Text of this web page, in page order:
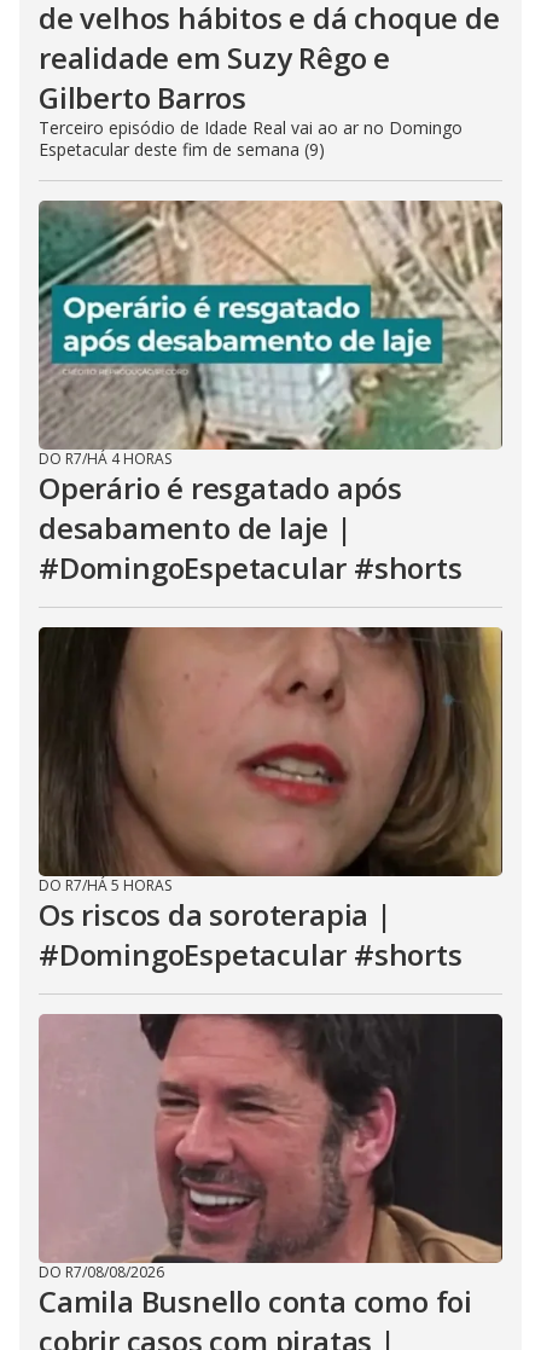
de velhos hábitos e dá choque de
realidade em Suzy Rêgo e
Gilberto Barros
Terceiro episódio de Idade Real vai ao ar no Domingo
Espetacular deste fim de semana (9)
DO R7/HÁ 4 HORAS
Operário é resgatado após
desabamento de laje |
#DomingoEspetacular #shorts
DO R7/HÁ 5 HORAS
Os riscos da soroterapia |
#DomingoEspetacular #shorts
DO R7/08/08/2026
Camila Busnello conta como foi
cobrir casos com piratas |